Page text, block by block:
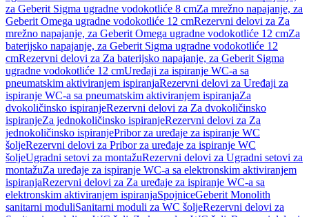
za Geberit Sigma ugradne vodokotliće 8 cmZa mrežno napajanje, za
Geberit Omega ugradne vodokotliće 12 cmRezervni delovi za Za
mrežno napajanje, za Geberit Omega ugradne vodokotliće 12 cmZa
baterijsko napajanje, za Geberit Sigma ugradne vodokotliće 12
cmRezervni delovi za Za baterijsko napajanje, za Geberit Sigma
ugradne vodokotliće 12 cmUređaji za ispiranje WC-a sa
pneumatskim aktiviranjem ispiranjaRezervni delovi za Uređaji za
ispiranje WC-a sa pneumatskim aktiviranjem ispiranjaZa
dvokoličinsko ispiranjeRezervni delovi za Za dvokoličinsko
ispiranjeZa jednokoličinsko ispiranjeRezervni delovi za Za
jednokoličinsko ispiranjePribor za uređaje za ispiranje WC
šoljeRezervni delovi za Pribor za uređaje za ispiranje WC
šoljeUgradni setovi za montažuRezervni delovi za Ugradni setovi za
montažuZa uređaje za ispiranje WC-a sa elektronskim aktiviranjem
ispiranjaRezervni delovi za Za uređaje za ispiranje WC-a sa
elektronskim aktiviranjem ispiranjaSpojniceGeberit Monolith
sanitarni moduliSanitarni moduli za WC šoljeRezervni delovi za